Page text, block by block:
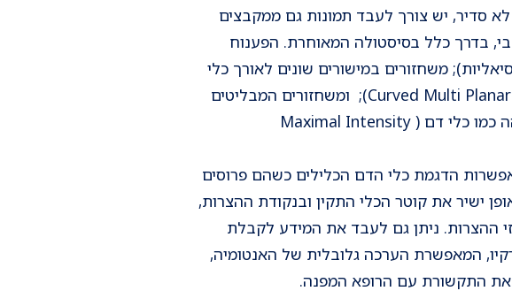
סדיר, יש צורך לעבד תמונות גם ממקבצים
בדרך כלל בסיסטולה המאוחרת. הפענוח
משחזורים במישורים שונים לאורך כלי
הדם (Curved Multi Planar Reconstruction- CMPR); ומשחזורים המבליטים
מרכיבי תמונה בעלי צפיפות גבוהה כמו כלי דם ( Maximal Intensity
הדגמת כלי הדם הכלילים כשהם פרוסים
ישיר את קוטר הכלי התקין ובנקודת ההצרות,
ההצרות. ניתן גם לעבד את המידע לקבלת
המאפשרת הערכה גלובלית של האנטומיה,
את התקשורת עם הרופא המפנה.